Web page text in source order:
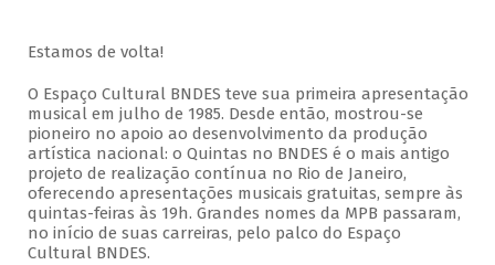
Estamos de volta!
O Espaço Cultural BNDES teve sua primeira apresentação
musical em julho de 1985. Desde então, mostrou-se
pioneiro no apoio ao desenvolvimento da produção
artística nacional: o Quintas no BNDES é o mais antigo
projeto de realização contínua no Rio de Janeiro,
oferecendo apresentações musicais gratuitas, sempre às
quintas-feiras às 19h. Grandes nomes da MPB passaram,
no início de suas carreiras, pelo palco do Espaço
Cultural BNDES.